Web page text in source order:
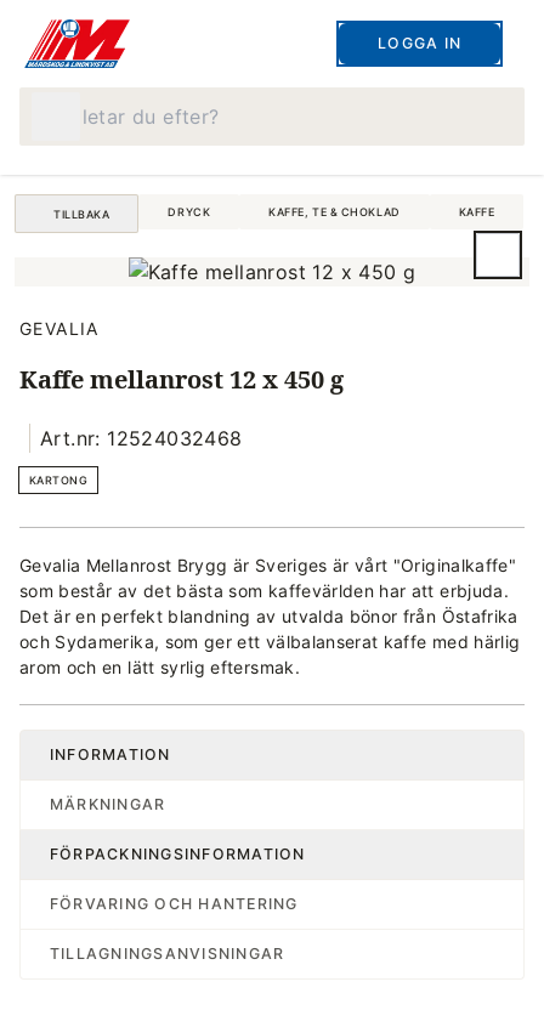
LOGGA IN
TILLBAKA DRYCK KAFFE, TE & CHOKLAD KAFFE
GEVALIA
Kaffe mellanrost 12 x 450 g
Art.nr: 12524032468
KARTONG
Gevalia Mellanrost Brygg är Sveriges är vårt "Originalkaffe"
som består av det bästa som kaffevärlden har att erbjuda.
Det är en perfekt blandning av utvalda bönor från Östafrika
och Sydamerika, som ger ett välbalanserat kaffe med härlig
arom och en lätt syrlig eftersmak.
INFORMATION
MÄRKNINGAR
FÖRPACKNINGSINFORMATION
FÖRVARING OCH HANTERING
TILLAGNINGSANVISNINGAR